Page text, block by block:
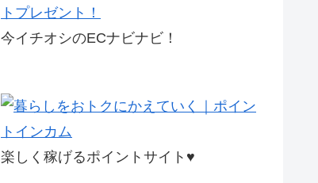
今イチオシのECナビナビ！
楽しく稼げるポイントサイト♥